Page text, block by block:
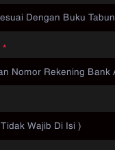
*